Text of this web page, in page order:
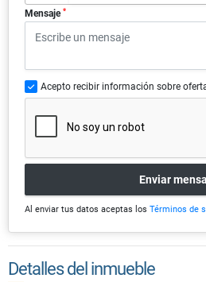
Mensaje *
Acepto recibir información sobre
Enviar
Al enviar tus datos aceptas los Términos de
Detalles del inmueble